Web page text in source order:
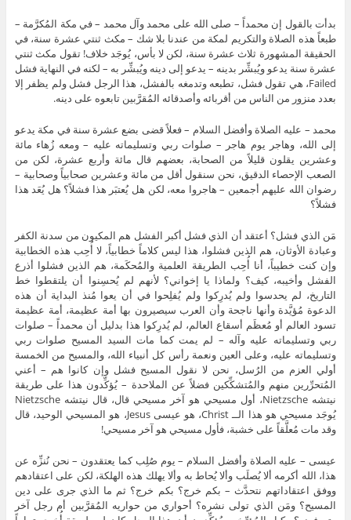
بدأت بالقول إن محمداً – صلى الله على محمد وآل محمد – في مكة المُكرَّمة –
طبعاً هذه الصلاة والتكريم لمكة من عندنا بلا شك – مكث ثنتي عشرة سنة، في
الحقيقة المشهورة ثلاث عشرة سنة، لكن لا بأس، يُوجَد خلاف! تقول مكث ثنتي
عشرة سنة يدعو ويُبشِّر بدينه – يدعو إلى دينه ويُبشِّر به – لكنه في النهاية فشل
Failed، هي تقول فشل، تطبعه وتدمغه بالفشل، هذا الرجل فشل ولم يظفر إلا
بعدد منزور من الناس من أقربائه وأصدقائه المُقرَّبين تابعوه على دينه.
محمد – عليه الصلاة وأفضل السلام – فعلاً قضى بضع عشرة سنة في مكة يدعو
إلى الله، وهاجر يوم هاجر – صلوات ربي وتسليماته عليه – ومعه زُهاء مائة
وعشرين يقلون قليلاً من الصحابة، بعضهم قال مائة وأربع عشرة، لكن من
الصعب الإحصاء الدقيق، نحن سنقول أقل من مائة وعشرين صحابياً وصحابية –
رضوان الله عليهم أجمعين – هاجروا معه، لكن هل يُعتبَر هذا فشلاً؟ هل يُعَد هذا
فشلاً؟
مَن الذي فشل؟ أعتقد أن الذي فشل أكبر الفشل هم المكيون من سدنة الكفر
وعبادة الأوثان، هم الذين فشلوا، هذا ليس كلاماً خطابياً، لا أُحِب هذه الخطابية
وإن كنت خطيباً، أنا أُحِب الطريقة العلمية والمُحكَمة، هم الذين فشلوا أذرع
الفشل وأخيبه، كيف؟ ولماذا يا إخواني؟ لأنهم لم يُحسِنوا أن يلتقطوا خط
التاريخ، لم يحدسوا ولم يُدرِكوا ولم يُفلِحوا في أن يعوا مُنذ البداية أن هذه
الدعوة مُؤيَّدة وأنها ناجحة وأن العرب سيصيرون بها أمة عظيمة، أمة عظيمة
تسود العالم أو مُعظَم أسقاع العالم، لم يُدرِكوا هذا بدليل أن محمداً – صلوات
ربي وتسليماته عليه وآله – لم يمت كما مات السيد المسيح صلوات ربي
وتسليماته عليه، وعلى العين ونعمة رأس كل أنبياء الله، والمسيح من الخمسة
أولي العزم من الرُسل، نحن لا نقول المسيح فشل وإن كانوا هم – أعني
المُتحرِّرين منهم والمُتشكِّكين فضلاً عن الملاحدة – يُؤكِّدون هذا على طريقة
نيتشه Nietzsche، أول مسيحي هو آخر مسيحي قال، قال نيتشه Nietzsche
يُوجَد مسيحي هو هذا الــ Christ، هو عيسى Jesus، هو المسيحي الوحيد، قال
وقد مات مُعلَّقاً على خشبة، فأول مسيحي هو آخر مسيحي!
عيسى – عليه الصلاة وأفضل السلام – يوم صُلِب كما يعتقدون – نحن نُنزِّه عن
هذا، الله أكرمه ألا يُصلَب وألا يُحاط به وألا يهلك هذه الهلكة، لكن على اعتقادهم
ووفق اعتقاداتهم نتحدَّث – بكم خرج؟ بكم خرج؟ ثم ما الذي جرى على دين
المسيح؟ ومَن الذي تولى نشره؟ أحواري من حواريه المُقرَّبين أم رجل آخر